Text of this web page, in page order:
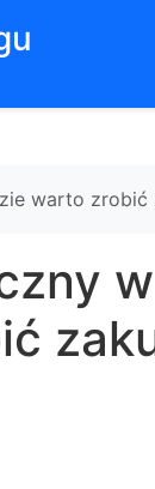
warto zrobić
w